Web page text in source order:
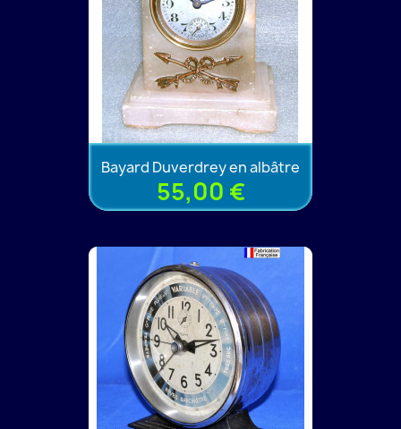
Bayard Duverdrey en albâtre
55,00 €